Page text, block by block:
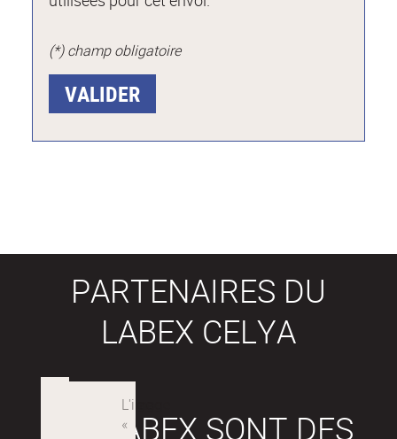
(*) champ obligatoire
PARTENAIRES DU
LABEX CELYA
LES LABEX SONT DES